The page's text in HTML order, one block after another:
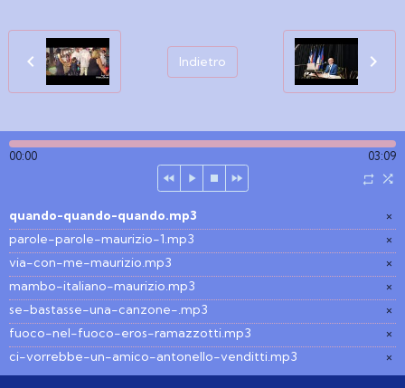
Indietro
00:00 03:09
×
quando-quando-quando.mp3
×
parole-parole-maurizio-1.mp3
×
via-con-me-maurizio.mp3
×
mambo-italiano-maurizio.mp3
×
se-bastasse-una-canzone-.mp3
×
fuoco-nel-fuoco-eros-ramazzotti.mp3
×
ci-vorrebbe-un-amico-antonello-venditti.mp3